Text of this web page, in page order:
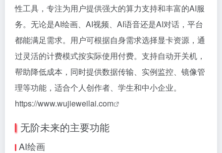
性工具，专注为用户提供强大的算力支持和丰富的AI服
务。无论是AI绘画、AI视频、AI语音还是AI对话，平台
都能满足需求。用户可根据自身需求选择显卡资源，通
过灵活的计费模式按实际使用付费。支持自动开关机，
帮助降低成本，同时提供数据传输、实例监控、镜像管
理等功能，适合个人创作者、学生和中小企业。
https://www.wujieweilai.com
无阶未来的主要功能
AI绘画